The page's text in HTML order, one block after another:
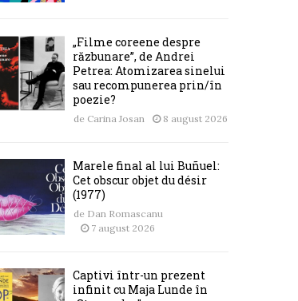
„Filme coreene despre
răzbunare”, de Andrei
Petrea: Atomizarea sinelui
sau recompunerea prin/în
poezie?
de Carina Josan 8 august 2026
Marele final al lui Buñuel:
Cet obscur objet du désir
(1977)
de Dan Romascanu
7 august 2026
Captivi într-un prezent
infinit cu Maja Lunde în